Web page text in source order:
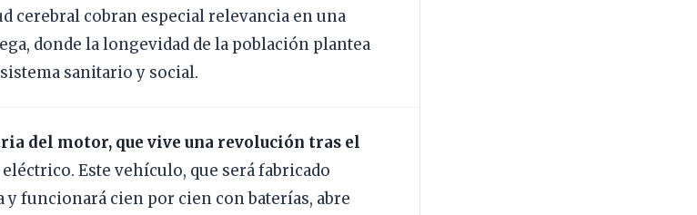
cerebral cobran especial relevancia en una
donde la longevidad de la población plantea
sanitario y social.
del motor, que vive una revolución tras el
Este vehículo, que será fabricado
y funcionará cien por cien con baterías, abre